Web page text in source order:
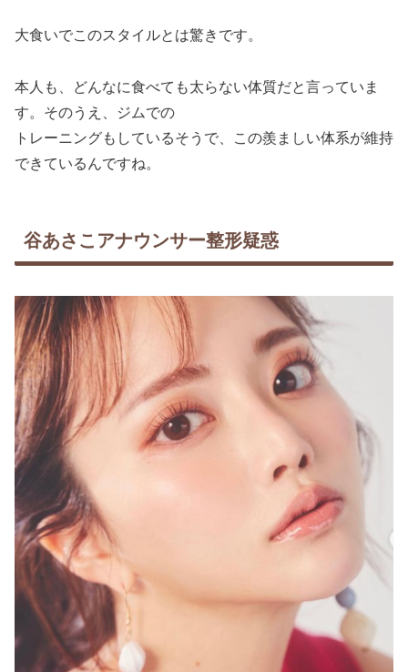
大食いでこのスタイルとは驚きです。
本人も、どんなに食べても太らない体質だと言っていま
す。そのうえ、ジムでの
トレーニングもしているそうで、この羨ましい体系が維持
できているんですね。
谷あさこアナウンサー整形疑惑